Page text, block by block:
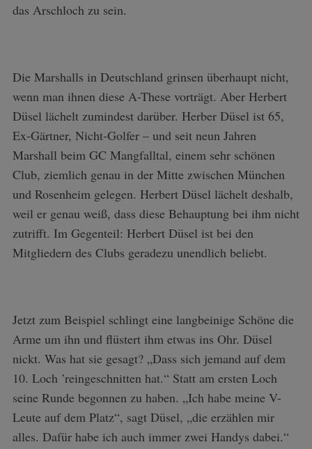
das Arschloch zu sein.
Die Marshalls in Deutschland grinsen überhaupt nicht,
wenn man ihnen diese A-These vorträgt. Aber Herbert
Düsel lächelt zumindest darüber. Herber Düsel ist 65,
Ex-Gärtner, Nicht-Golfer – und seit neun Jahren
Marshall beim GC Mangfalltal, einem sehr schönen
Club, ziemlich genau in der Mitte zwischen München
und Rosenheim gelegen. Herbert Düsel lächelt deshalb,
weil er genau weiß, dass diese Behauptung bei ihm nicht
zutrifft. Im Gegenteil: Herbert Düsel ist bei den
Mitgliedern des Clubs geradezu unendlich beliebt.
Jetzt zum Beispiel schlingt eine langbeinige Schöne die
Arme um ihn und flüstert ihm etwas ins Ohr. Düsel
nickt. Was hat sie gesagt? „Dass sich jemand auf dem
10. Loch ’reingeschnitten hat.“ Statt am ersten Loch
seine Runde begonnen zu haben. „Ich habe meine V-
Leute auf dem Platz“, sagt Düsel, „die erzählen mir
alles. Dafür habe ich auch immer zwei Handys dabei.“